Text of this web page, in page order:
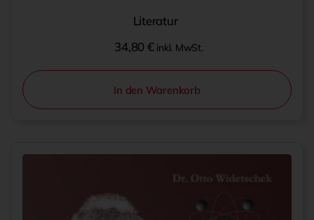
Literatur
34,80 € inkl. MwSt.
In den Warenkorb